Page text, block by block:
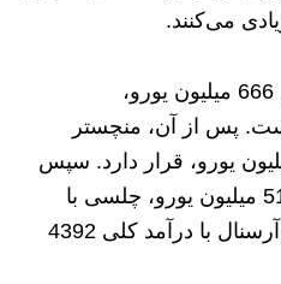
می‌کنند.
منچستر یونایتد با درآمد کل 666 میلیون یورو،
پس از آن، منچستر
با درآمد کل 5684 میلیون یورو، قرار دارد. سپس
لیورپول با درآمد خالص 5137 میلیون یورو، چلسی با
درآمد 5057 میلیون یورو و آرسنال با درآمد کلی 4392